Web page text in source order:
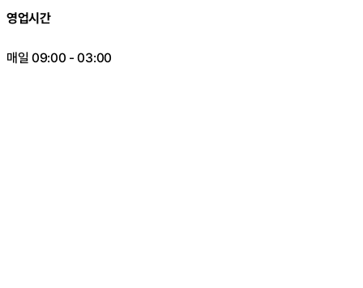
영업시간
매일 09:00 - 03:00